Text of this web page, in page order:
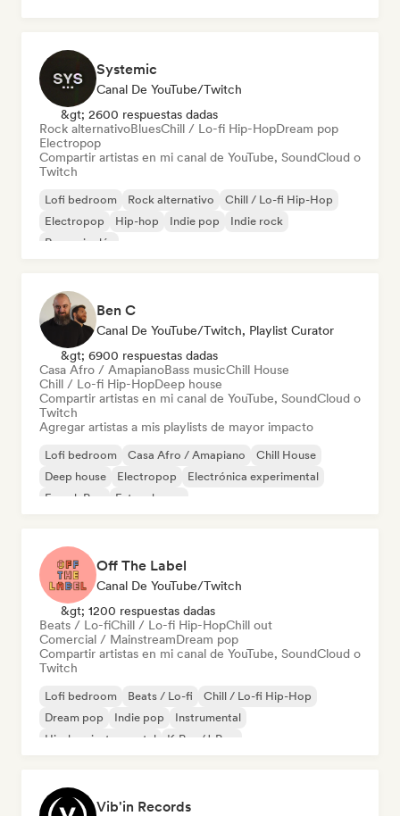
Systemic
Canal De YouTube/Twitch
&gt; 2600 respuestas dadas
Rock alternativoBluesChill / Lo-fi Hip-HopDream pop
Electropop
Compartir artistas en mi canal de YouTube, SoundCloud o
Twitch
Lofi bedroom Rock alternativo
Chill / Lo-fi Hip-Hop
Electropop
Hip-hop Indie pop
Indie rock
Rap en inglés
Ben C
Canal De YouTube/Twitch, Playlist Curator
&gt; 6900 respuestas dadas
Casa Afro / AmapianoBass musicChill House
Chill / Lo-fi Hip-HopDeep house
Compartir artistas en mi canal de YouTube, SoundCloud o
Twitch
Agregar artistas a mis playlists de mayor impacto
Lofi bedroom Casa Afro / Amapiano
Chill House
Deep house
Electropop
Electrónica experimental
French Pop
Future house
Off The Label
Canal De YouTube/Twitch
&gt; 1200 respuestas dadas
Beats / Lo-fiChill / Lo-fi Hip-HopChill out
Comercial / MainstreamDream pop
Compartir artistas en mi canal de YouTube, SoundCloud o
Twitch
Lofi bedroom Beats / Lo-fi
Chill / Lo-fi Hip-Hop
Dream pop
Indie pop
Instrumental
Hip-hop instrumental
K-Pop/J-Pop
Vib'in Records